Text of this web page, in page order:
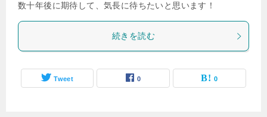
数十年後に期待して、気長に待ちたいと思います！
続きを読む
Tweet 0 0